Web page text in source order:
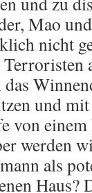
Mao
nicht
und
von
werden
als
Haus?